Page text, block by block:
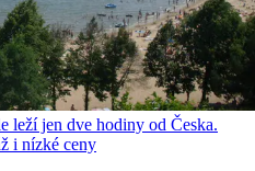
leží jen dve hodiny od Česka.
i nízké ceny